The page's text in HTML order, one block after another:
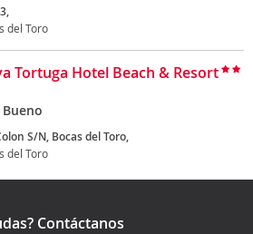
del Toro
Tortuga Hotel Beach & Resort
Bueno
S/N, Bocas del Toro,
del Toro
Contáctanos